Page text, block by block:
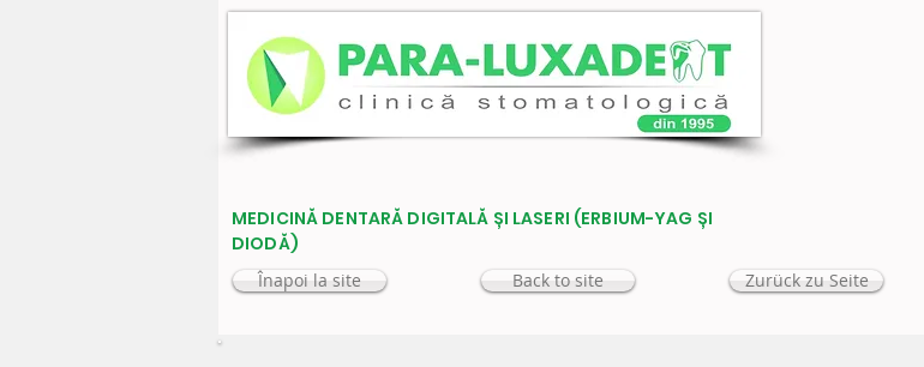
MEDICINĂ DENTARĂ DIGITALĂ ȘI LASERI (ERBIUM-YAG ȘI
DIODĂ)
Înapoi la site Back to site Zurück zu Seite